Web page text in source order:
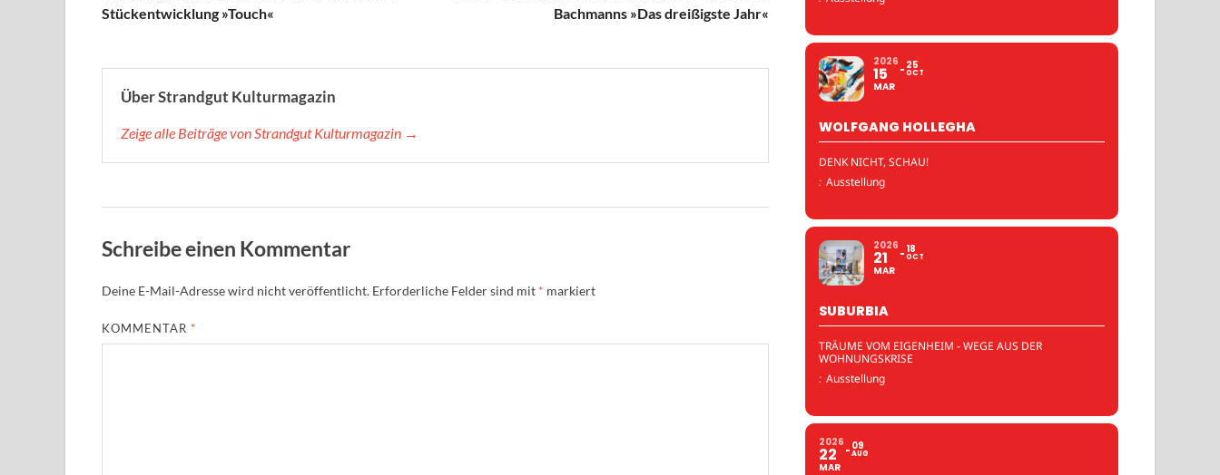
Stückentwicklung »Touch«
Bachmanns »Das dreißigste Jahr«
Über Strandgut Kulturmagazin
Zeige alle Beiträge von Strandgut Kulturmagazin →
Schreibe einen Kommentar
Deine E-Mail-Adresse wird nicht veröffentlicht. Erforderliche Felder sind mit * markiert
KOMMENTAR *
2026
15
MAR
25
OCT
WOLFGANG HOLLEGHA
DENK NICHT, SCHAU!
: Ausstellung
2026
21
MAR
18
OCT
SUBURBIA
TRÄUME VOM EIGENHEIM - WEGE AUS DER
WOHNUNGSKRISE
: Ausstellung
2026
22
MAR
09
AUG